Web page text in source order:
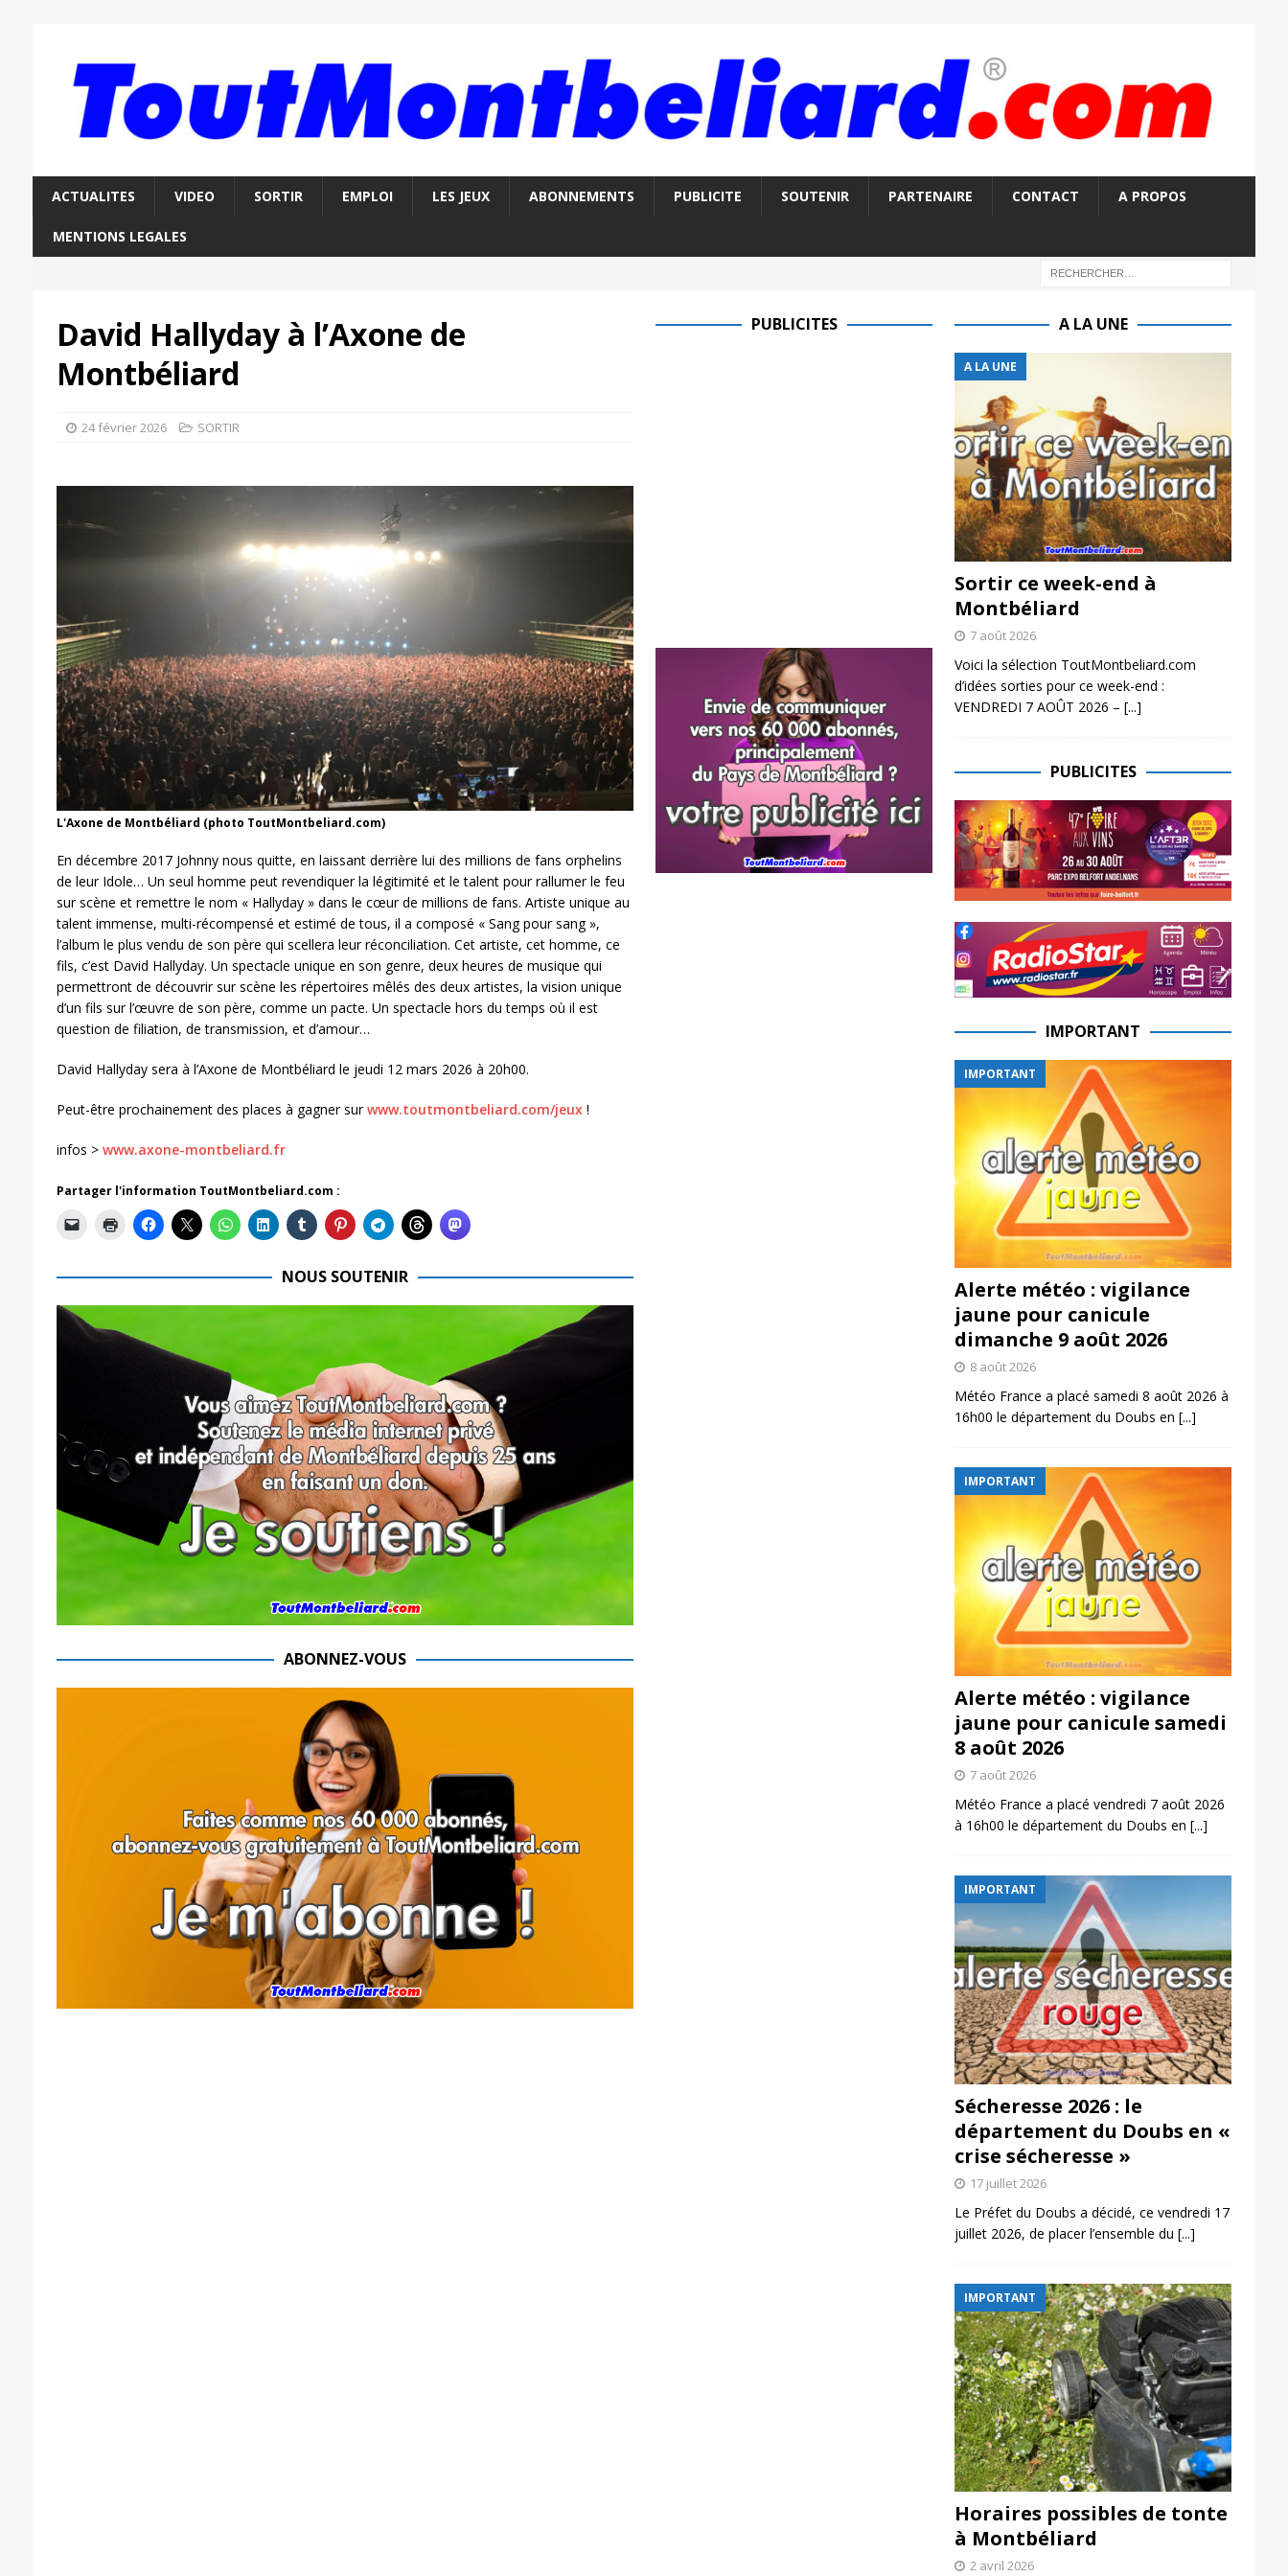
ACTUALITES VIDEO SORTIR EMPLOI LES JEUX ABONNEMENTS PUBLICITE SOUTENIR PARTENAIRE CONTACT A PROPOS
MENTIONS LEGALES
David Hallyday à l’Axone de
Montbéliard
24 février 2026 SORTIR
L'Axone de Montbéliard (photo ToutMontbeliard.com)
En décembre 2017 Johnny nous quitte, en laissant derrière lui des millions de fans orphelins
de leur Idole… Un seul homme peut revendiquer la légitimité et le talent pour rallumer le feu
sur scène et remettre le nom « Hallyday » dans le cœur de millions de fans. Artiste unique au
talent immense, multi-récompensé et estimé de tous, il a composé « Sang pour sang »,
l’album le plus vendu de son père qui scellera leur réconciliation. Cet artiste, cet homme, ce
fils, c’est David Hallyday. Un spectacle unique en son genre, deux heures de musique qui
permettront de découvrir sur scène les répertoires mêlés des deux artistes, la vision unique
d’un fils sur l’œuvre de son père, comme un pacte. Un spectacle hors du temps où il est
question de filiation, de transmission, et d’amour…
David Hallyday sera à l’Axone de Montbéliard le jeudi 12 mars 2026 à 20h00.
Peut-être prochainement des places à gagner surwww.toutmontbeliard.com/jeux!
infos > www.axone-montbeliard.fr
Partager l'information ToutMontbeliard.com :
NOUS SOUTENIR
ABONNEZ-VOUS
PUBLICITES A LA UNE
A LA UNE
Sortir ce week-end à
Montbéliard
7 août 2026
Voici la sélection ToutMontbeliard.com
d’idées sorties pour ce week-end :
VENDREDI 7 AOÛT 2026 – [...]
PUBLICITES
IMPORTANT
IMPORTANT
Alerte météo : vigilance
jaune pour canicule
dimanche 9 août 2026
8 août 2026
Météo France a placé samedi 8 août 2026 à
16h00 le département du Doubs en [...]
IMPORTANT
Alerte météo : vigilance
jaune pour canicule samedi
8 août 2026
7 août 2026
Météo France a placé vendredi 7 août 2026
à 16h00 le département du Doubs en [...]
IMPORTANT
Sécheresse 2026 : le
département du Doubs en «
crise sécheresse »
17 juillet 2026
Le Préfet du Doubs a décidé, ce vendredi 17
juillet 2026, de placer l’ensemble du [...]
IMPORTANT
Horaires possibles de tonte
à Montbéliard
2 avril 2026